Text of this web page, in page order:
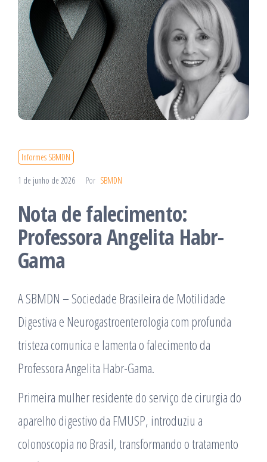
Informes SBMDN
1 de junho de 2026 Por SBMDN
Nota de falecimento:
Professora Angelita Habr-
Gama
A SBMDN – Sociedade Brasileira de Motilidade
Digestiva e Neurogastroenterologia com profunda
tristeza comunica e lamenta o falecimento da
Professora Angelita Habr-Gama.
Primeira mulher residente do serviço de cirurgia do
aparelho digestivo da FMUSP, introduziu a
colonoscopia no Brasil, transformando o tratamento